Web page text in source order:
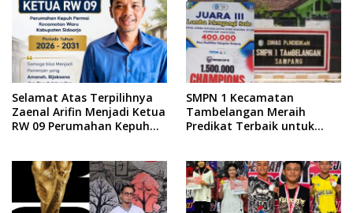
Selamat Atas Terpilihnya
Zaenal Arifin Menjadi Ketua
RW 09 Perumahan Kepuh
Tahun 2026-2031
SMPN 1 Kecamatan
Tambelangan Meraih
Predikat Terbaik untuk
Menyanyi Solo di FLS3N